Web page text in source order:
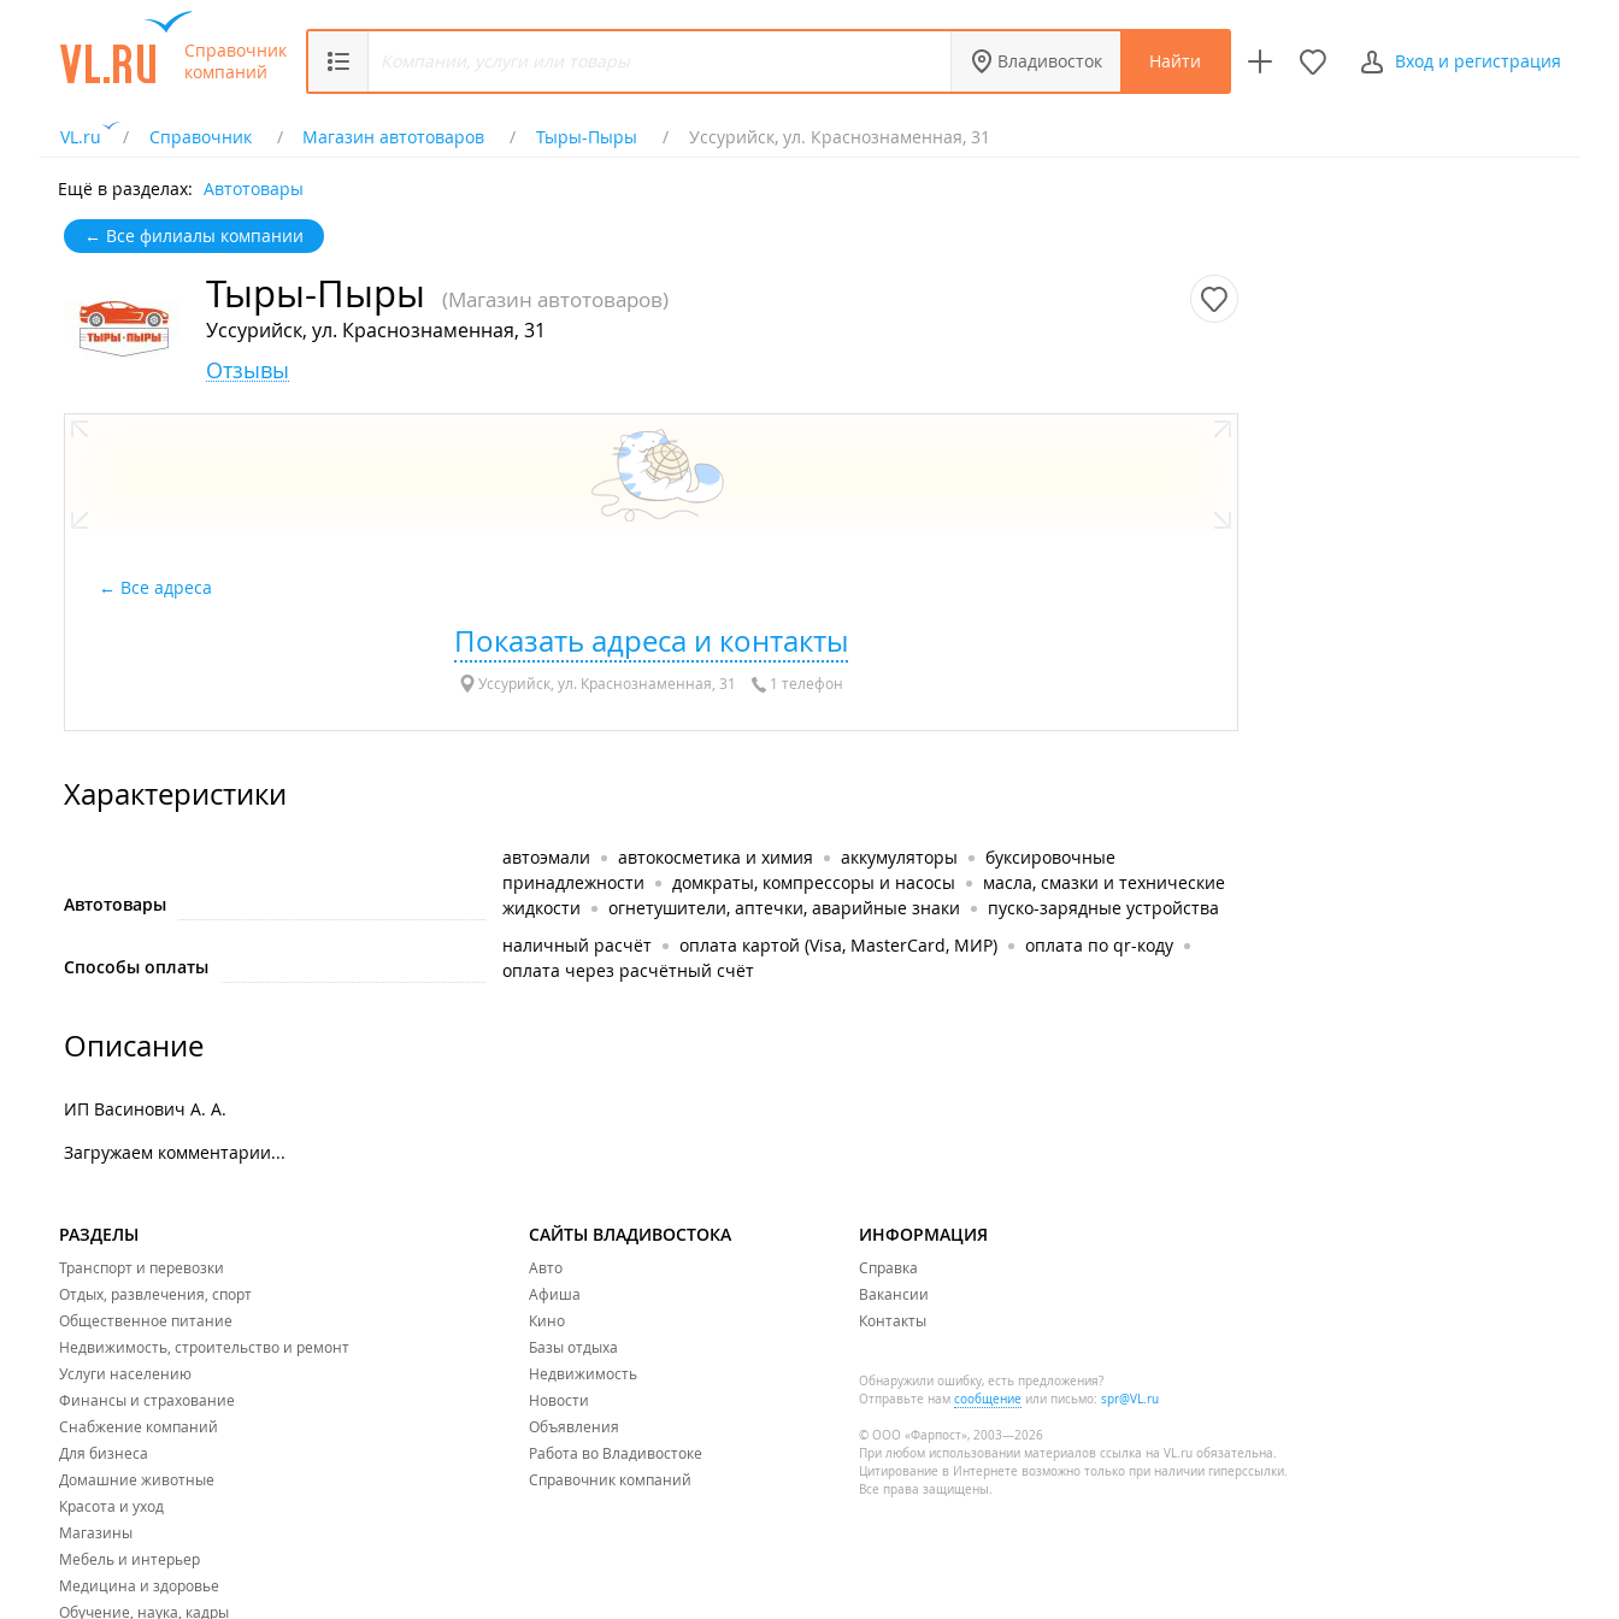
Справочник
компаний
Владивосток Найти Вход и регистрация
VL.ru Справочник Магазин автотоваров Тыры-Пыры Уссурийск, ул. Краснознаменная, 31
Ещё в разделах: Автотовары
← Все филиалы компании
Тыры-Пыры (Магазин автотоваров)
Уссурийск, ул. Краснознаменная, 31
Отзывы
Все адреса
Показать адреса и контакты
Уссурийск, ул. Краснознаменная, 31 1 телефон
Характеристики
Автотовары
автоэмали автокосметика и химия аккумуляторы
буксировочные
принадлежности
домкраты, компрессоры и насосы
масла, смазки и технические
жидкости
огнетушители, аптечки, аварийные знаки пуско-зарядные устройства
Способы оплаты
наличный расчёт оплата картой (Visa, MasterCard, МИР)
оплата по qr-коду
оплата через расчётный счёт
Описание
ИП Васинович А. А.
Загружаем комментарии...
РАЗДЕЛЫ
Транспорт и перевозки
Отдых, развлечения, спорт
Общественное питание
Недвижимость, строительство и ремонт
Услуги населению
Финансы и страхование
Снабжение компаний
Для бизнеса
Домашние животные
Красота и уход
Магазины
Мебель и интерьер
Медицина и здоровье
Обучение, наука, кадры
САЙТЫ ВЛАДИВОСТОКА
Авто
Афиша
Кино
Базы отдыха
Недвижимость
Новости
Объявления
Работа во Владивостоке
Справочник компаний
ИНФОРМАЦИЯ
Справка
Вакансии
Контакты
Обнаружили ошибку, есть предложения?
Отправьте нам сообщение или письмо: spr@VL.ru
© ООО «Фарпост», 2003—2026
При любом использовании материалов ссылка на VL.ru обязательна.
Цитирование в Интернете возможно только при наличии гиперссылки.
Все права защищены.